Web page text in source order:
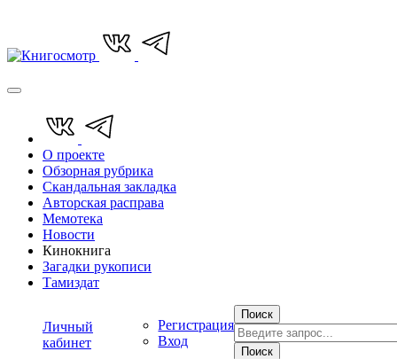
О проекте
Обзорная рубрика
Скандальная закладка
Авторская расправа
Мемотека
Новости
Кинокнига
Загадки рукописи
Тамиздат
Личный
кабинет
Регистрация
Вход
Поиск
Поиск